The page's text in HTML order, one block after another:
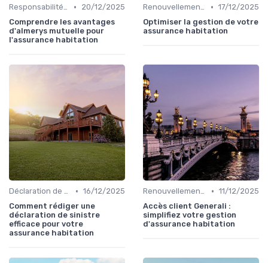
Responsabilité civile •
20/12/2025
Comprendre les avantages
d'almerys mutuelle pour
l'assurance habitation
Renouvellement et résiliation • 17/12/2025
Optimiser la gestion de votre
assurance habitation
Déclaration de sinistre • 16/12/2025
Comment rédiger une
déclaration de sinistre
efficace pour votre
assurance habitation
Renouvellement et résiliation • 11/12/2025
Accès client Generali :
simplifiez votre gestion
d'assurance habitation